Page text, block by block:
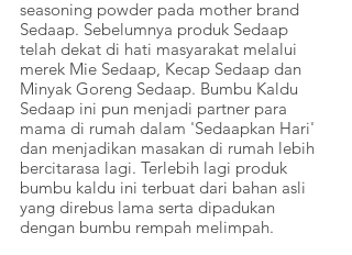
seasoning powder pada mother brand
Sedaap. Sebelumnya produk Sedaap
telah dekat di hati masyarakat melalui
merek Mie Sedaap, Kecap Sedaap dan
Minyak Goreng Sedaap. Bumbu Kaldu
Sedaap ini pun menjadi partner para
mama di rumah dalam 'Sedaapkan Hari'
dan menjadikan masakan di rumah lebih
bercitarasa lagi. Terlebih lagi produk
bumbu kaldu ini terbuat dari bahan asli
yang direbus lama serta dipadukan
dengan bumbu rempah melimpah.